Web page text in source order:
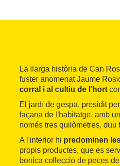
La llarga història de Can
fuster anomenat Jaume
corral i al cultiu de l'hort
El jardí de gespa, presidit
façana de l'habitatge, amb
només tres quilòmetres,
A l'interior hi predominen
propis productes, que es
bonica collecció de peces